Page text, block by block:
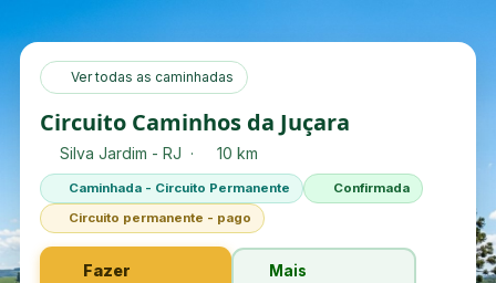
Ver todas as caminhadas
Circuito Caminhos da Juçara
Silva Jardim - RJ · 10 km
Caminhada - Circuito Permanente
Confirmada
Circuito permanente - pago
Fazer
Mais